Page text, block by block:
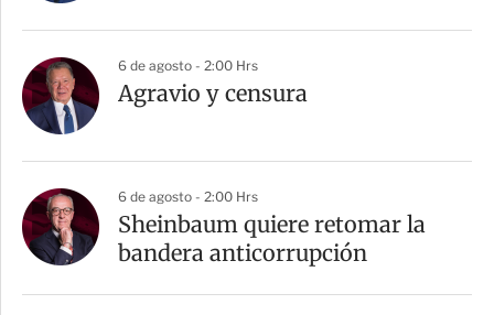
6 de agosto - 2:00 Hrs
Agravio y censura
6 de agosto - 2:00 Hrs
Sheinbaum quiere retomar la
bandera anticorrupción